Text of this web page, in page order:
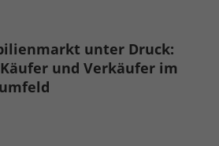
unter Druck:
und Verkäufer im